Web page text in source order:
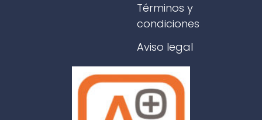
Términos y
condiciones
Aviso legal